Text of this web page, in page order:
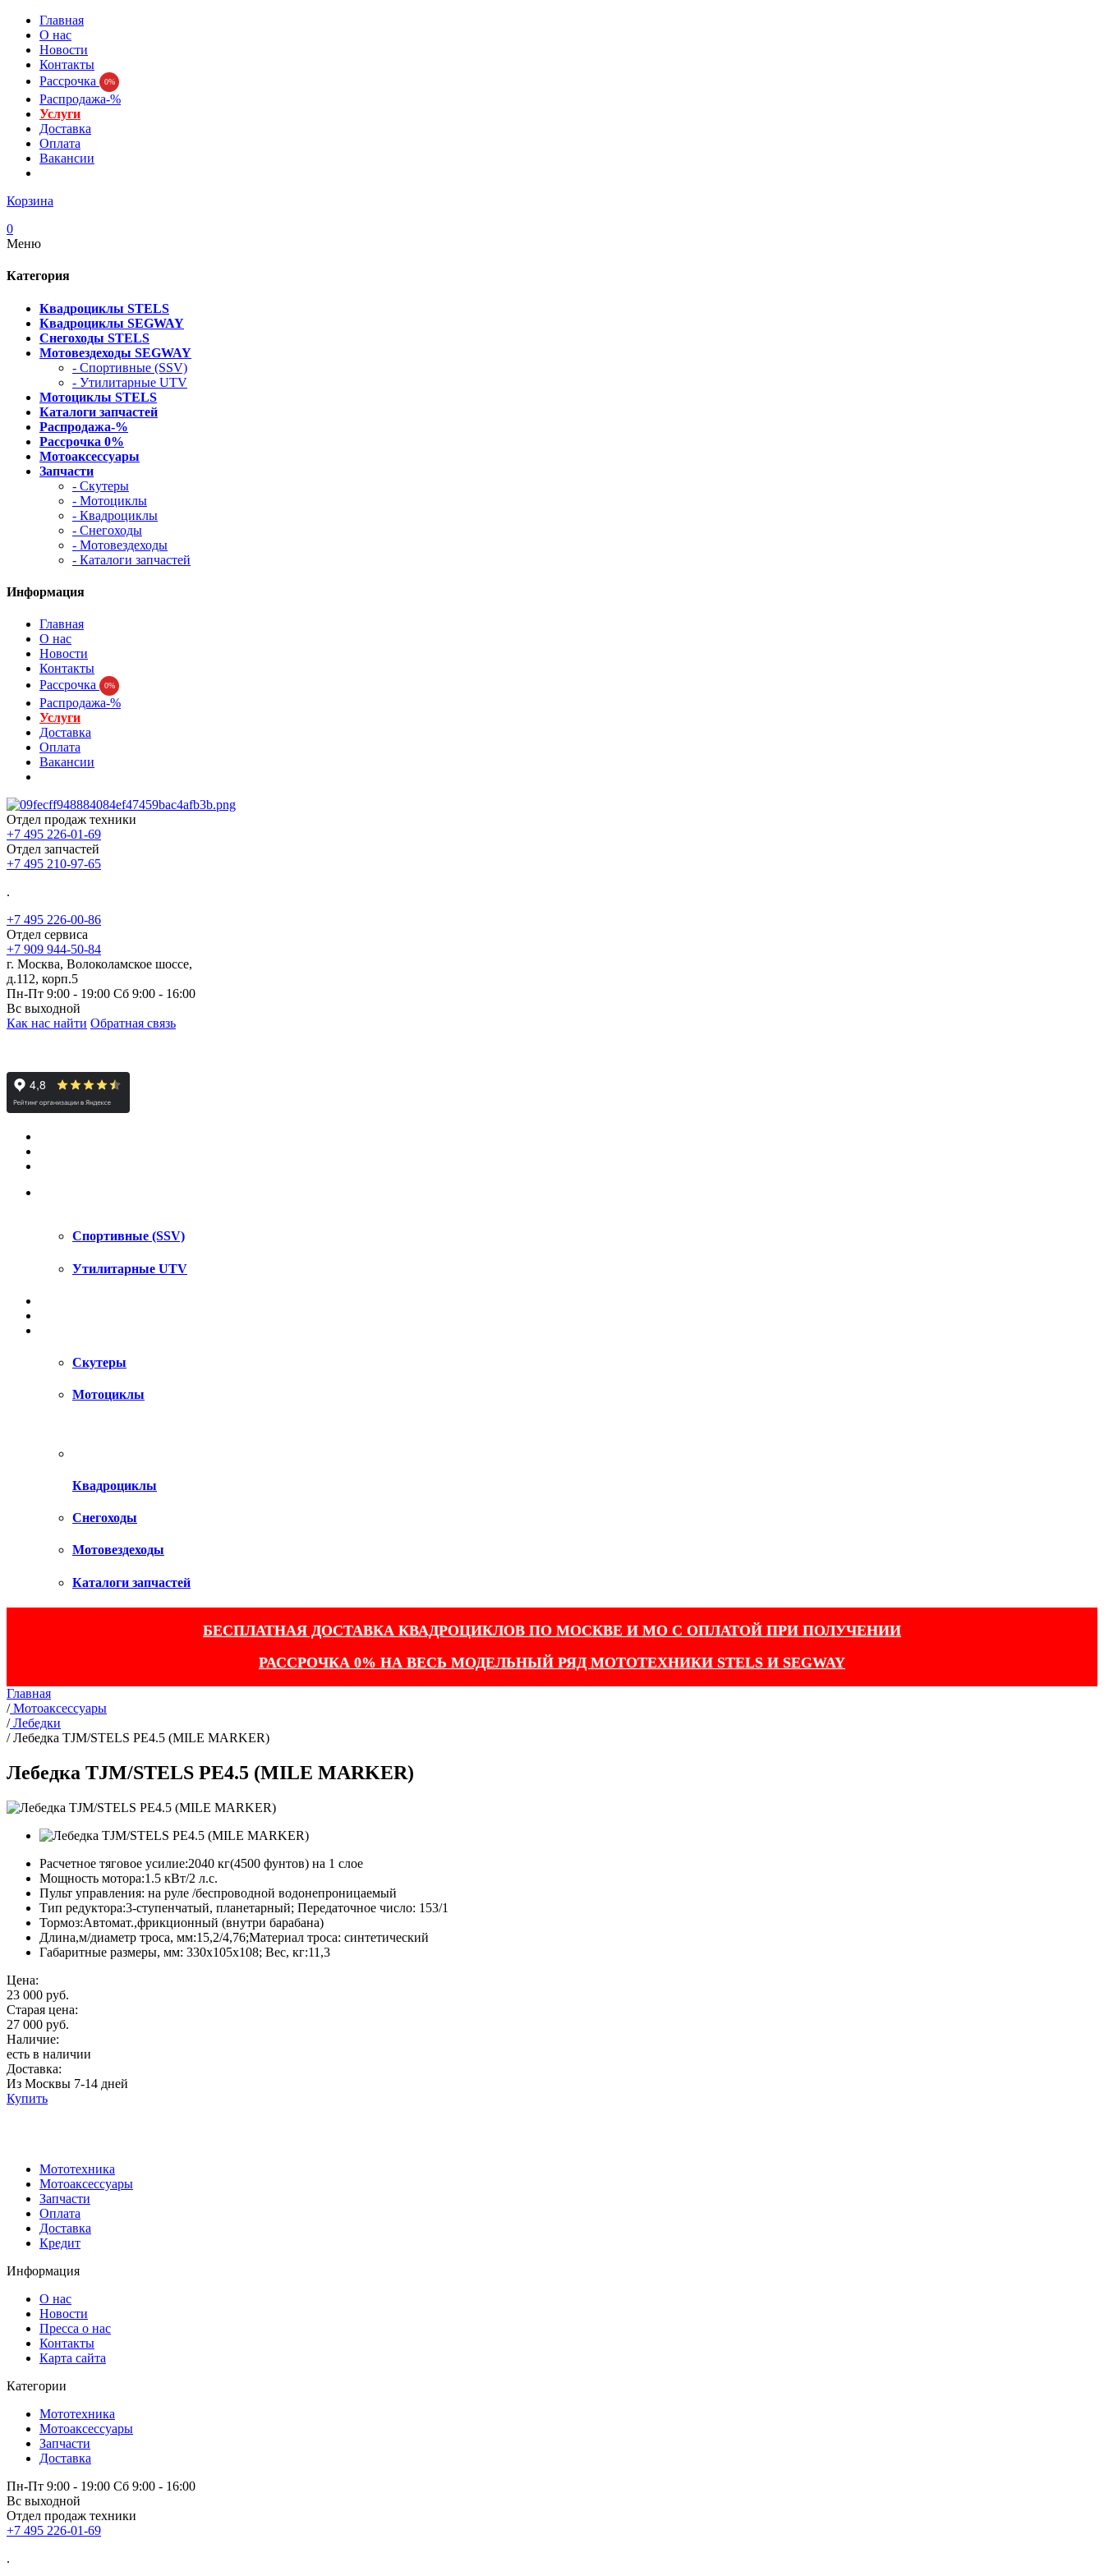
Главная
О нас
Новости
Контакты
Рассрочка
0%
Распродажа-%
Услуги
Доставка
Оплата
Вакансии
Корзина
0
Меню
Категория
Квадроциклы STELS
Квадроциклы SEGWAY
Снегоходы STELS
Мотовездеходы SEGWAY
- Спортивные (SSV)
- Утилитарные UTV
Мотоциклы STELS
Каталоги запчастей
Распродажа-%
Рассрочка 0%
Мотоаксессуары
Запчасти
- Скутеры
- Мотоциклы
- Квадроциклы
- Снегоходы
- Мотовездеходы
- Каталоги запчастей
Информация
Главная
О нас
Новости
Контакты
Рассрочка
0%
Распродажа-%
Услуги
Доставка
Оплата
Вакансии
Отдел продаж техники
+7 495 226-01-69
Отдел запчастей
+7 495 210-97-65
.
+7 495 226-00-86
Отдел сервиса
+7 909 944-50-84
г. Москва, Волоколамское шоссе,
д.112, корп.5
Пн-Пт 9:00 - 19:00 Сб 9:00 - 16:00
Вс выходной
Как нас найти Обратная связь
Спортивные (SSV)
Утилитарные UTV
Скутеры
Мотоциклы
Квадроциклы
Снегоходы
Мотовездеходы
Каталоги запчастей
БЕСПЛАТНАЯ ДОСТАВКА КВАДРОЦИКЛОВ ПО МОСКВЕ И МО С ОПЛАТОЙ ПРИ ПОЛУЧЕНИИ
РАССРОЧКА 0% НА ВЕСЬ МОДЕЛЬНЫЙ РЯД МОТОТЕХНИКИ STELS И SEGWAY
Главная
/ Мотоаксессуары
/ Лебедки
/Лебедка TJM/STELS PE4.5 (MILE MARKER)
Лебедка TJM/STELS PE4.5 (MILE MARKER)
Расчетное тяговое усилие:2040 кг(4500 фунтов) на 1 cлое
Мощность мотора:1.5 кВт/2 л.с.
Пульт управления: на руле /беспроводной водонепроницаемый
Тип редуктора:3-ступенчатый, планетарный; Передаточное число: 153/1
Тормоз:Автомат.,фрикционный (внутри барабана)
Длина,м/диаметр троса, мм:15,2/4,76;Материал троса: синтетический
Габаритные размеры, мм: 330х105х108; Вес, кг:11,3
Цена:
23 000 руб.
Старая цена:
27 000 руб.
Наличие:
есть в наличии
Доставка:
Из Москвы 7-14 дней
Купить
Мототехника
Мотоаксессуары
Запчасти
Оплата
Доставка
Кредит
Информация
О нас
Новости
Пресса о нас
Контакты
Карта сайта
Категории
Мототехника
Мотоаксессуары
Запчасти
Доставка
Пн-Пт 9:00 - 19:00 Сб 9:00 - 16:00
Вс выходной
Отдел продаж техники
+7 495 226-01-69
.